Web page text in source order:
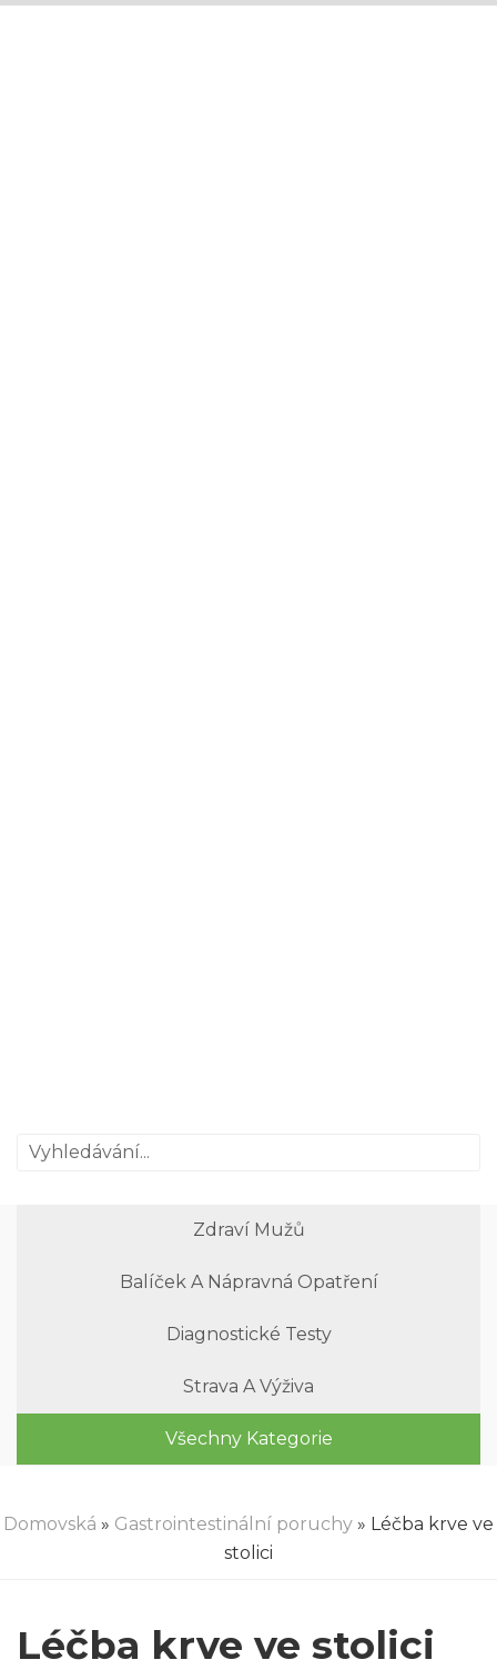
Zdraví Mužů
Balíček A Nápravná Opatření
Diagnostické Testy
Strava A Výživa
Všechny Kategorie
Domovská » Gastrointestinální poruchy » Léčba krve ve
stolici
Léčba krve ve stolici